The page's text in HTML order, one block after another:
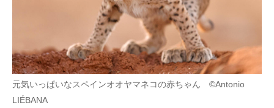
元気いっぱいなスペインオオヤマネコの赤ちゃん ©Antonio
LIÉBANA